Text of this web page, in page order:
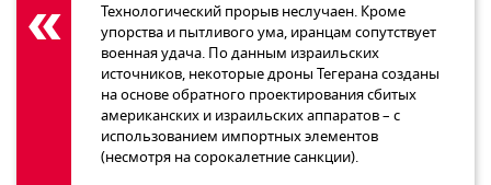
Технологический прорыв неслучаен. Кроме
упорства и пытливого ума, иранцам сопутствует
военная удача. По данным израильских
источников, некоторые дроны Тегерана созданы
на основе обратного проектирования сбитых
американских и израильских аппаратов – с
использованием импортных элементов
(несмотря на сорокалетние санкции).